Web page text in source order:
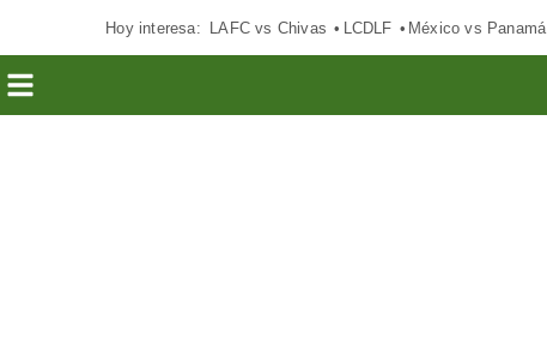
Hoy interesa: LAFC vs Chivas LCDLF México vs Panamá